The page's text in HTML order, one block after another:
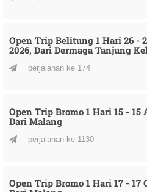
Open Trip Belitung 1 Hari 26 -
2026, Dari Dermaga Tanjung
perjalanan ke 174
Open Trip Bromo 1 Hari 15 - 15
Dari Malang
perjalanan ke 1130
Open Trip Bromo 1 Hari 17 - 17